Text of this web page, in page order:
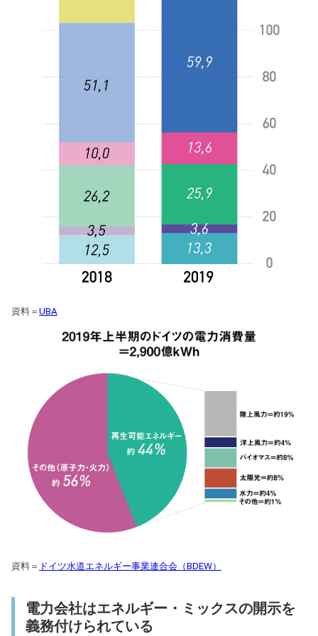
資料＝ UBA
資料＝ ドイツ水道エネルギー事業連合会（BDEW）
電力会社はエネルギー・ミックスの開示を
義務付けられている